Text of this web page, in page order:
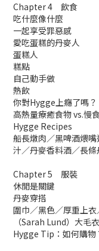
Chapter 4 飲食
吃什麼像什麼
一起享受罪惡感
愛吃蛋糕的丹麥人
蛋糕人
糕點
自己動手做
熱飲
你對Hygge上癮了嗎？
高熱量療癒食物 vs.慢
Hygge Recipes
船長燉肉／黑啤酒煨
汁／丹麥香料酒／長
Chapter 5 服裝
休閒是關鍵
丹麥穿搭
圍巾／黑色／厚重上
（Sarah Lund）大毛衣
Hygge Tip：如何購物